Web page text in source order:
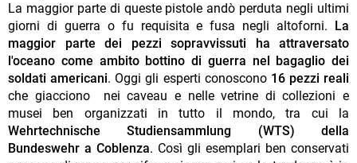
La maggior parte di queste pistole andò perduta negli ultimi
giorni di guerra o fu requisita e fusa negli altoforni.
La
maggior parte dei pezzi sopravvissuti ha attraversato
l'oceano come ambito bottino di guerra nel bagaglio dei
soldati americani. Oggi gli esperti conoscono 16 pezzi reali
che giacciono nei caveau e nelle vetrine di collezioni e
musei ben organizzati in tutto il mondo, tra cui la
Wehrtechnische Studiensammlung (WTS) della
Bundeswehr a Coblenza. Così gli esemplari ben conservati